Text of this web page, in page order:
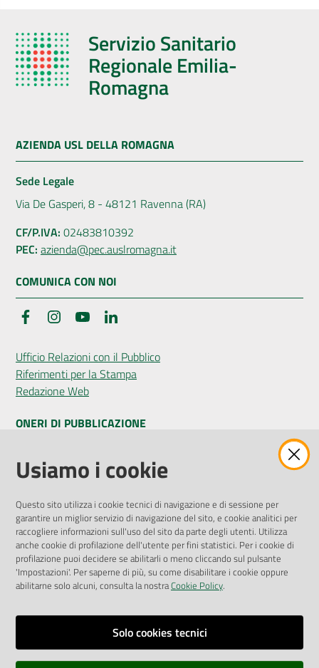
Servizio Sanitario
Regionale Emilia-
Romagna
AZIENDA USL DELLA ROMAGNA
Sede Legale
Via De Gasperi, 8 - 48121 Ravenna (RA)
CF/P.IVA: 02483810392
PEC: azienda@pec.auslromagna.it
COMUNICA CON NOI
FacebookInstagramYouTube
Ufficio Relazioni con il Pubblico
Riferimenti per la Stampa
Redazione Web
ONERI DI PUBBLICAZIONE
Amministrazione Trasparente
Pubblicità legale
Privacy Policy
Attuazione Misure PNRR
Liste di Attesa
ENTI, IMPRESE E PARTNER
Fatturazione Elettronica
Richiesta Patrocinio
Usiamo i cookie
Questo sito utilizza i cookie tecnici di navigazione e di sessione per
garantire un miglior servizio di navigazione del sito, e cookie analitici per
raccogliere informazioni sull'uso del sito da parte degli utenti. Utilizza
anche cookie di profilazione dell'utente per fini statistici. Per i cookie di
profilazione puoi decidere se abilitarli o meno cliccando sul pulsante
'Impostazioni'. Per saperne di più, su come disabilitare i cookie oppure
abilitarne solo alcuni, consulta la nostraCookie Policy.
Solo cookies tecnici